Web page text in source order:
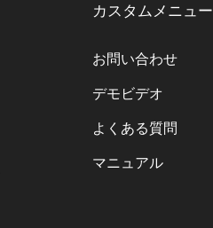
カスタムメニュー
お問い合わせ
デモビデオ
よくある質問
マニュアル